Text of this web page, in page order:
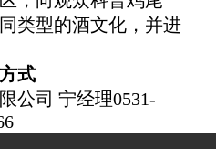
类型的酒文化，并进
式
司 宁经理0531-